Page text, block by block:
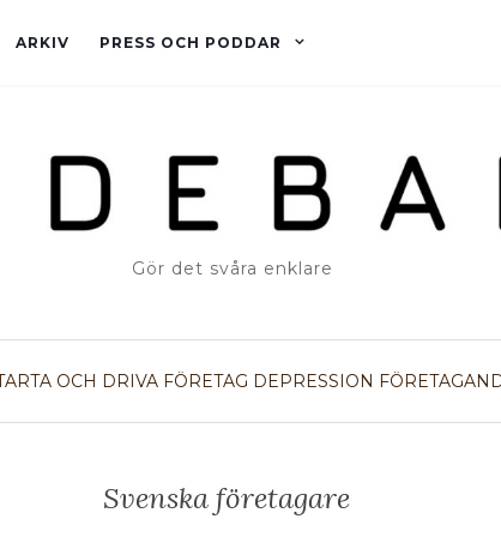
ARKIV PRESS OCH PODDAR
Gör det svåra enklare
OCH DRIVA FÖRETAG DEPRESSION
Svenska företagare